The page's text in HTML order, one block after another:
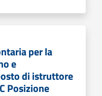
per la
e
di istruttore
Posizione